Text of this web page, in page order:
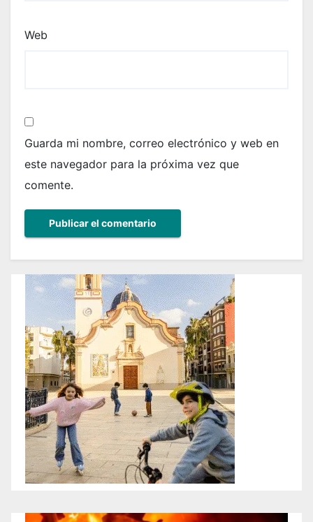
Web
Guarda mi nombre, correo electrónico y web en
este navegador para la próxima vez que
comente.